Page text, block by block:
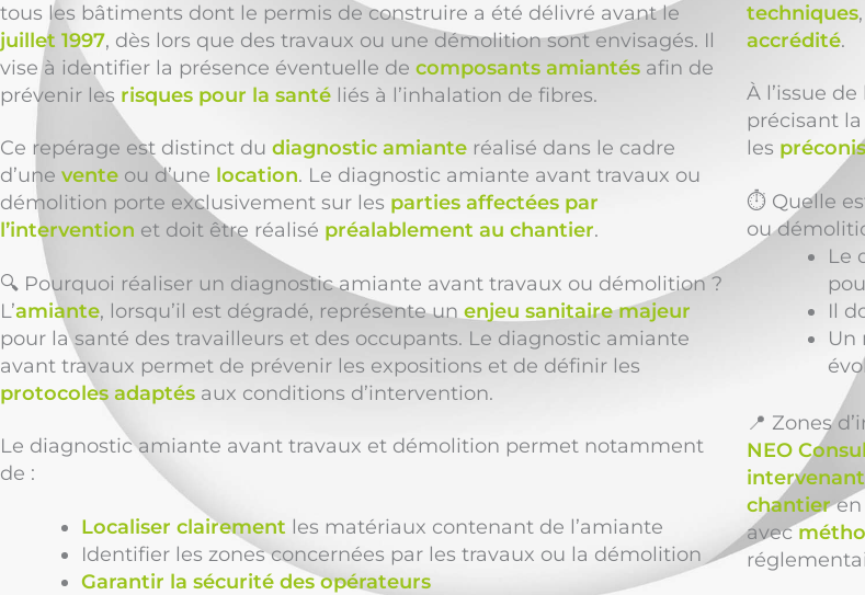
tous les bâtiments dont le permis de construire a été délivré avant le
juillet 1997, dès lors que des travaux ou une démolition sont envisagés. Il
vise à identifier la présence éventuelle de composants amiantés afin de
prévenir les risques pour la santé liés à l’inhalation de fibres.
Ce repérage est distinct du diagnostic amiante réalisé dans le cadre
d’une vente ou d’une location. Le diagnostic amiante avant travaux ou
démolition porte exclusivement sur les parties affectées par
l’intervention et doit être réalisé préalablement au chantier.
🔍 Pourquoi réaliser un diagnostic amiante avant travaux ou démolition ?
L’amiante, lorsqu’il est dégradé, représente un enjeu sanitaire majeur
pour la santé des travailleurs et des occupants. Le diagnostic amiante
avant travaux permet de prévenir les expositions et de définir les
protocoles adaptés aux conditions d’intervention.
Le diagnostic amiante avant travaux et démolition permet notamment
de :
Localiser clairement les matériaux contenant de l’amiante
Identifier les zones concernées par les travaux ou la démolition
Garantir la sécurité des opérateurs
techniques
accrédité.
À l’issue
précisant
les
⏱️ Quelle
ou
Le
Il
Un
📍 Zones
NEO
chantieren
avec